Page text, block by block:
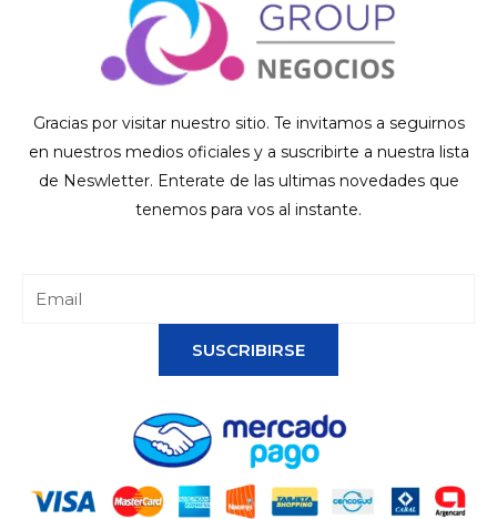
Gracias por visitar nuestro sitio. Te invitamos a seguirnos
en nuestros medios oficiales y a suscribirte a nuestra lista
de Neswletter. Enterate de las ultimas novedades que
tenemos para vos al instante.
SUSCRIBIRSE